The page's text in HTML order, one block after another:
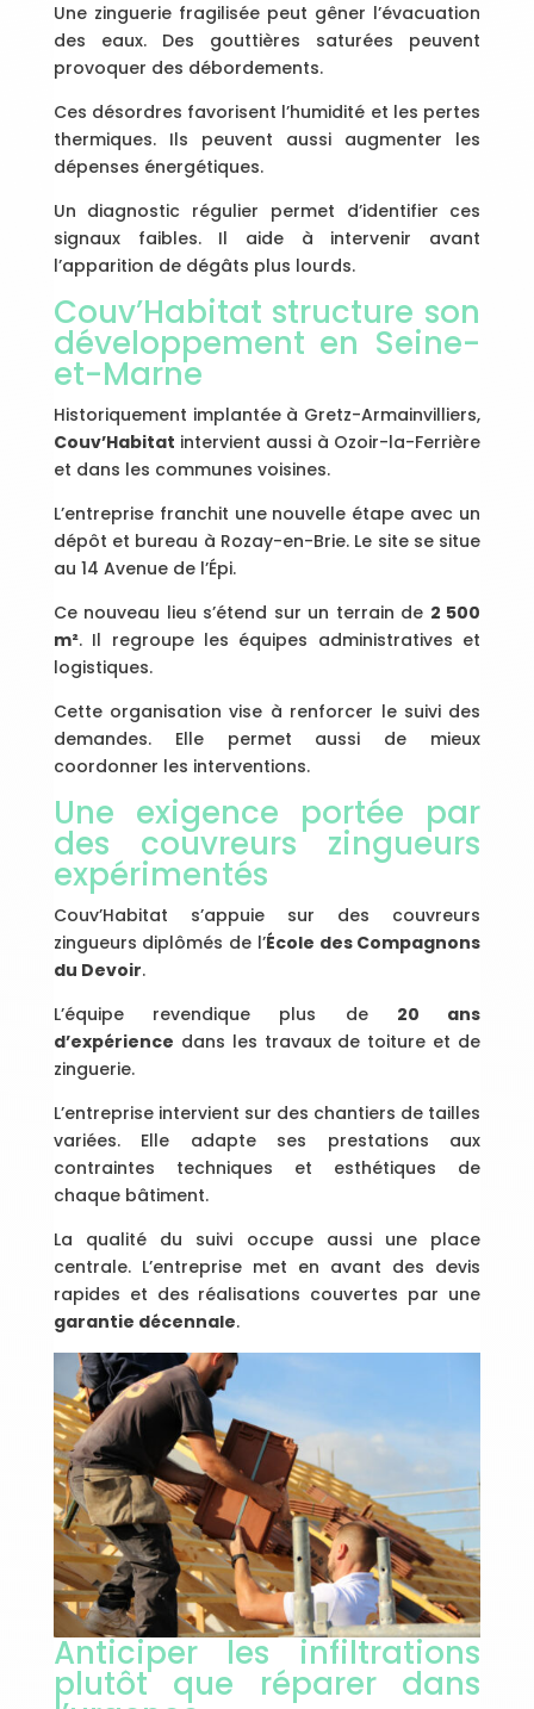
Une zinguerie fragilisée peut gêner l’évacuation
des eaux. Des gouttières saturées peuvent
provoquer des débordements.
Ces désordres favorisent l’humidité et les pertes
thermiques. Ils peuvent aussi augmenter les
dépenses énergétiques.
Un diagnostic régulier permet d’identifier ces
signaux faibles. Il aide à intervenir avant
l’apparition de dégâts plus lourds.
Couv’Habitat structure son
développement en Seine-
et-Marne
Historiquement implantée à Gretz-Armainvilliers,
Couv’Habitat intervient aussi à Ozoir-la-Ferrière
et dans les communes voisines.
L’entreprise franchit une nouvelle étape avec un
dépôt et bureau à Rozay-en-Brie. Le site se situe
au 14 Avenue de l’Épi.
Ce nouveau lieu s’étend sur un terrain de 2 500
m². Il regroupe les équipes administratives et
logistiques.
Cette organisation vise à renforcer le suivi des
demandes. Elle permet aussi de mieux
coordonner les interventions.
Une exigence portée par
des couvreurs zingueurs
expérimentés
Couv’Habitat s’appuie sur des couvreurs
zingueurs diplômés de l’École des Compagnons
du Devoir.
L’équipe revendique plus de 20 ans
d’expérience dans les travaux de toiture et de
zinguerie.
L’entreprise intervient sur des chantiers de tailles
variées. Elle adapte ses prestations aux
contraintes techniques et esthétiques de
chaque bâtiment.
La qualité du suivi occupe aussi une place
centrale. L’entreprise met en avant des devis
rapides et des réalisations couvertes par une
garantie décennale.
Anticiper les infiltrations
plutôt que réparer dans